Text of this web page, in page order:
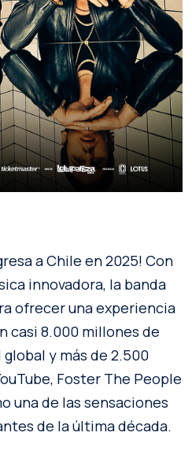
a Chile en 2025! Con
innovadora, la banda
ofrecer una experiencia
casi 8.000 millones de
y más de 2.500
Foster The People
una de las sensaciones
de la última década.